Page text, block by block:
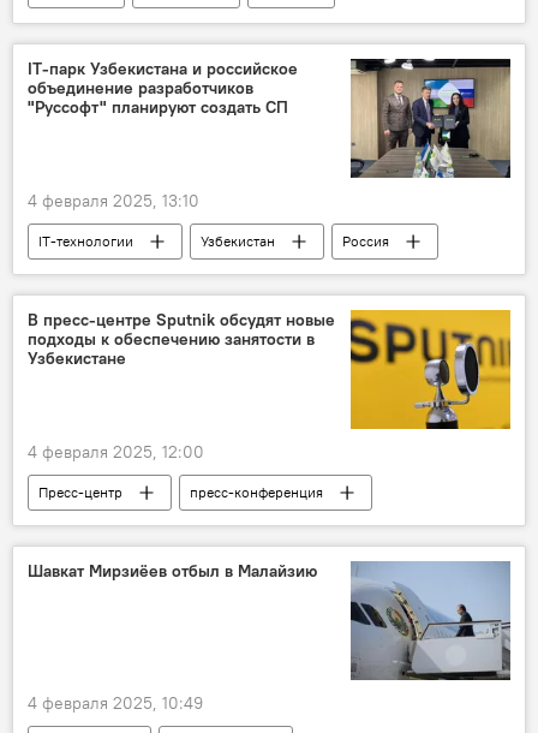
Экономика
Узбекистан и ЕАЭС: перспективы возможной интеграции
ЕАЭС и Узбекистан
IT-парк Узбекистана и российское
объединение разработчиков
"Руссофт" планируют создать СП
4 февраля 2025, 13:10
IT-технологии Узбекистан
Россия
сотрудничество
В пресс-центре Sputnik обсудят новые
подходы к обеспечению занятости в
Узбекистане
4 февраля 2025, 12:00
Пресс-центр
пресс-конференция
Пресс-центр
Sputnik
Узбекистан
Занятость населения
Шавкат Мирзиёев отбыл в Малайзию
4 февраля 2025, 10:49